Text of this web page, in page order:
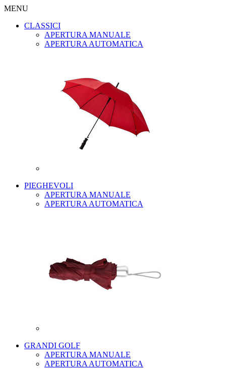
MENU
CLASSICI
APERTURA MANUALE
APERTURA AUTOMATICA
PIEGHEVOLI
APERTURA MANUALE
APERTURA AUTOMATICA
GRANDI GOLF
APERTURA MANUALE
APERTURA AUTOMATICA